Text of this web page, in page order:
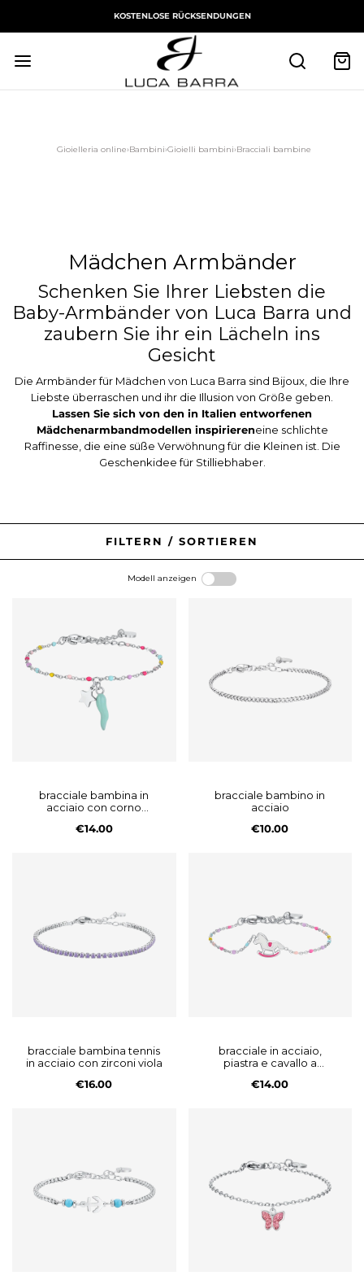
KOSTENLOSE RÜCKSENDUNGEN
Gioielleria online›Bambini›Gioielli bambini›Bracciali bambine
Mädchen Armbänder
Schenken Sie Ihrer Liebsten die
Baby-Armbänder von Luca Barra und
zaubern Sie ihr ein Lächeln ins
Gesicht
Die Armbänder für Mädchen von Luca Barra sind Bijoux, die Ihre
Liebste überraschen und ihr die Illusion von Größe geben.
Lassen Sie sich von den in Italien entworfenen
Mädchenarmbandmodellen inspiriereneine schlichte
Raffinesse, die eine süße Verwöhnung für die Kleinen ist. Die
Geschenkidee für Stilliebhaber.
FILTERN / SORTIEREN
Modell anzeigen
bracciale bambina in
acciaio con corno
elementi multicolor
€14.00
bracciale bambino in
acciaio
€10.00
bracciale bambina tennis
in acciaio con zirconi viola
€16.00
bracciale in acciaio,
piastra e cavallo a
e fucsia e pie
€14.00